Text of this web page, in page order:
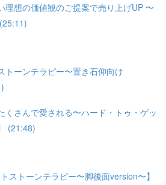
理想の価値観のご提案で売り上げUP 〜
トーンテラピー〜置き石仰向け
くさんで愛される〜ハード・トゥ・ゲッ
(21:48)
ストーンテラピー〜脚後面version〜】